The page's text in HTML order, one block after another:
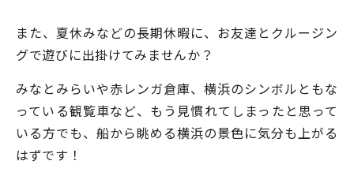
また、夏休みなどの長期休暇に、お友達とクルージン
グで遊びに出掛けてみませんか？
みなとみらいや赤レンガ倉庫、横浜のシンボルともな
っている観覧車など、もう見慣れてしまったと思って
いる方でも、船から眺める横浜の景色に気分も上がる
はずです！